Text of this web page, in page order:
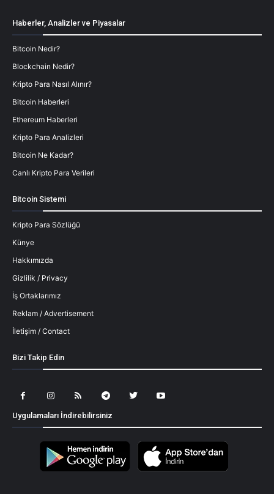
Haberler, Analizler ve Piyasalar
Bitcoin Nedir?
Blockchain Nedir?
Kripto Para Nasıl Alınır?
Bitcoin Haberleri
Ethereum Haberleri
Kripto Para Analizleri
Bitcoin Ne Kadar?
Canlı Kripto Para Verileri
Bitcoin Sistemi
Kripto Para Sözlüğü
Künye
Hakkımızda
Gizlilik / Privacy
İş Ortaklarımız
Reklam / Advertisement
İletişim / Contact
Bizi Takip Edin
Uygulamaları İndirebilirsiniz